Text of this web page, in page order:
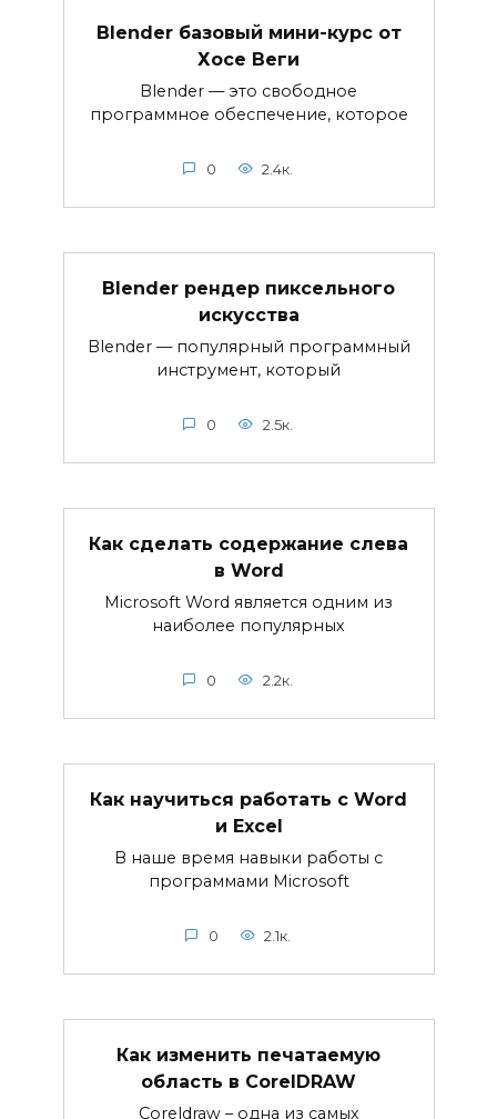
Blender базовый мини-курс от
Хосе Веги
Blender — это свободное
программное обеспечение, которое
0 2.4к.
Blender рендер пиксельного
искусства
Blender — популярный программный
инструмент, который
0 2.5к.
Как сделать содержание слева
в Word
Microsoft Word является одним из
наиболее популярных
0 2.2к.
Как научиться работать с Word
и Excel
В наше время навыки работы с
программами Microsoft
0 2.1к.
Как изменить печатаемую
область в CorelDRAW
Coreldraw – одна из самых